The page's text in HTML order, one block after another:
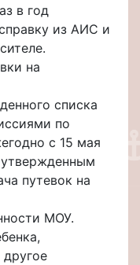
в год
из АИС и
на
списка
по
с 15 мая
путевок на
МОУ.